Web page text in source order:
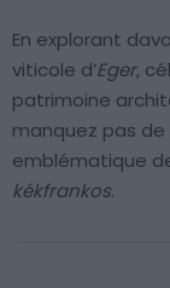
En explorant
viticole d’Eger,
patrimoine
manquez pas de
emblématique
kékfrankos.